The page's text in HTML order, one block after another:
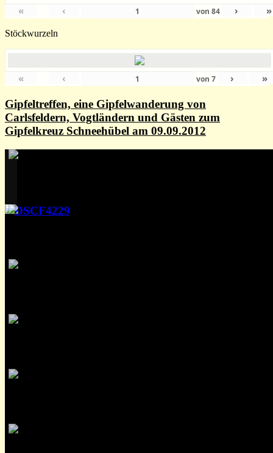
« ‹ von 84 › »
Stöckwurzeln
« ‹ von 7 › »
Gipfeltreffen, eine Gipfelwanderung von
Carlsfeldern, Vogtländern und Gästen zum
Gipfelkreuz Schneehübel am 09.09.2012